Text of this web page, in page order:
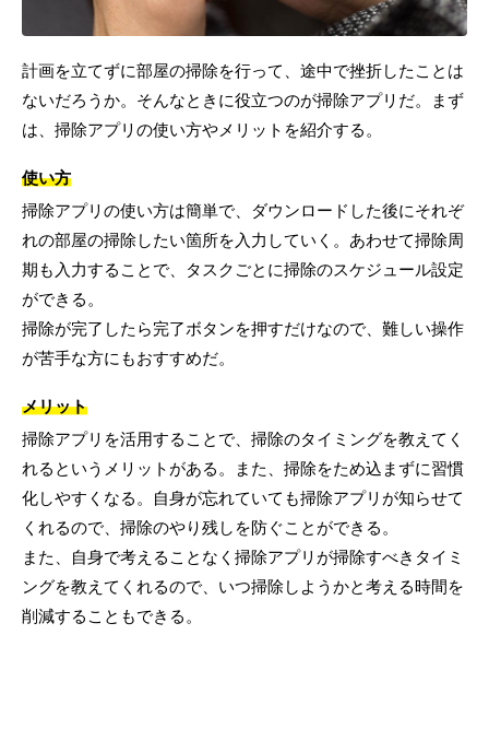
計画を立てずに部屋の掃除を行って、途中で挫折したことは
ないだろうか。そんなときに役立つのが掃除アプリだ。まず
は、掃除アプリの使い方やメリットを紹介する。
使い方
掃除アプリの使い方は簡単で、ダウンロードした後にそれぞ
れの部屋の掃除したい箇所を入力していく。あわせて掃除周
期も入力することで、タスクごとに掃除のスケジュール設定
ができる。
掃除が完了したら完了ボタンを押すだけなので、難しい操作
が苦手な方にもおすすめだ。
メリット
掃除アプリを活用することで、掃除のタイミングを教えてく
れるというメリットがある。また、掃除をため込まずに習慣
化しやすくなる。自身が忘れていても掃除アプリが知らせて
くれるので、掃除のやり残しを防ぐことができる。
また、自身で考えることなく掃除アプリが掃除すべきタイミ
ングを教えてくれるので、いつ掃除しようかと考える時間を
削減することもできる。